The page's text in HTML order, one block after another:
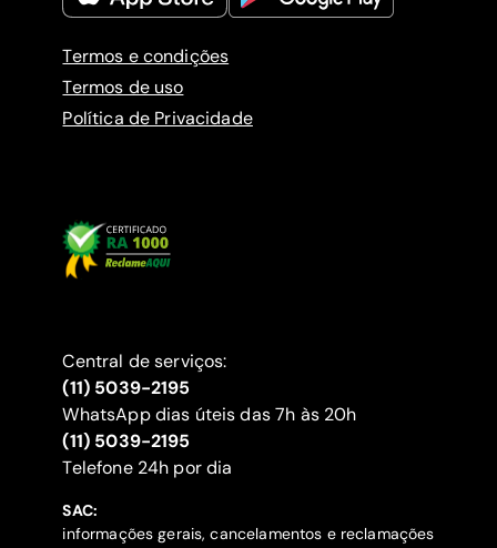
Termos e condições
Termos de uso
Política de Privacidade
Central de serviços:
(11) 5039-2195
WhatsApp dias úteis das 7h às 20h
(11) 5039-2195
‍Telefone 24h por dia
SAC:
informações gerais, cancelamentos e reclamações